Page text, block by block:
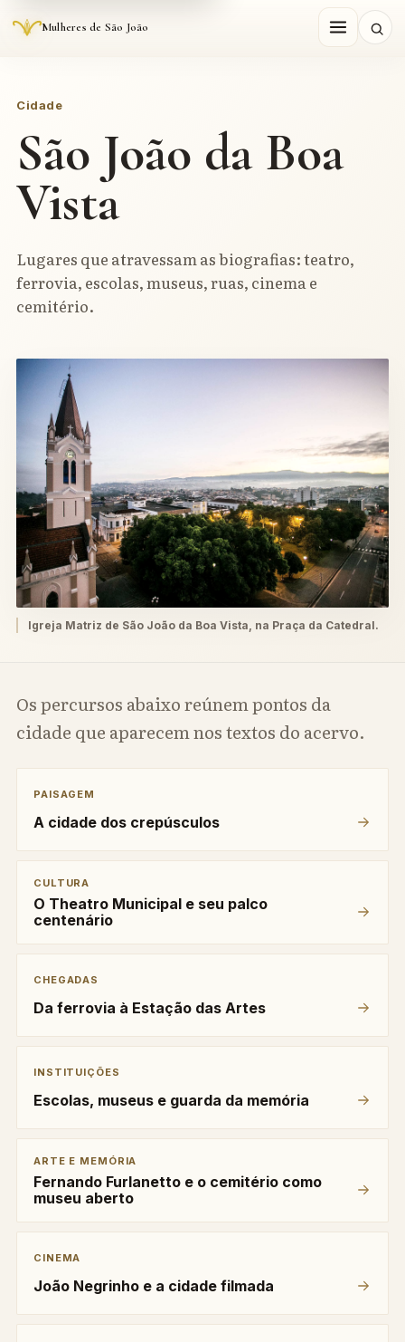
Mulheres de São João
Cidade
São João da Boa
Vista
Lugares que atravessam as biografias: teatro,
ferrovia, escolas, museus, ruas, cinema e
cemitério.
Igreja Matriz de São João da Boa Vista, na Praça da Catedral.
Os percursos abaixo reúnem pontos da
cidade que aparecem nos textos do acervo.
PAISAGEM
A cidade dos crepúsculos
CULTURA
O Theatro Municipal e seu palco
centenário
CHEGADAS
Da ferrovia à Estação das Artes
INSTITUIÇÕES
Escolas, museus e guarda da memória
ARTE E MEMÓRIA
Fernando Furlanetto e o cemitério como
museu aberto
CINEMA
João Negrinho e a cidade filmada